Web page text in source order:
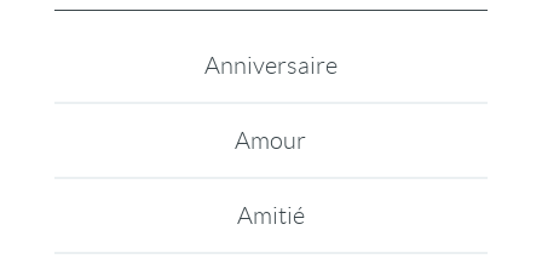
Anniversaire
Amour
Amitié